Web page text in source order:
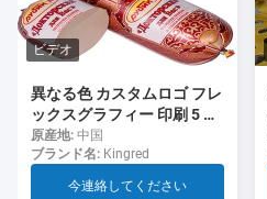
ビデオ
異なる色 カスタムロゴ フレ
ックスグラフィー 印刷 5 層
ソーセージ ソーセージ用の
ケース
原産地: 中国
ブランド名: Kingred
今連絡してください